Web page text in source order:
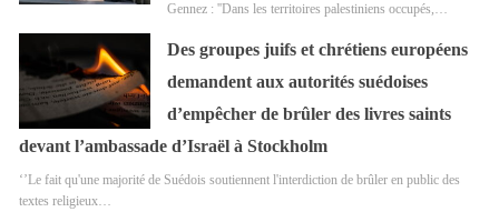
Gennez : ''Dans les territoires palestiniens occupés,…
Des groupes juifs et chrétiens européens
demandent aux autorités suédoises
d’empêcher de brûler des livres saints
devant l’ambassade d’Israël à Stockholm
‘’Le fait qu'une majorité de Suédois soutiennent l'interdiction de brûler en public des
textes religieux…